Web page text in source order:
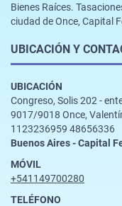
Bienes Raíces.
ciudad de Once, Capital
UBICACIÓN Y
UBICACIÓN
Congreso, Solis 202 -
9017/9018 Once,
1123236959 48656336
Buenos Aires - Capital
MÓVIL
+541149700280
TELÉFONO